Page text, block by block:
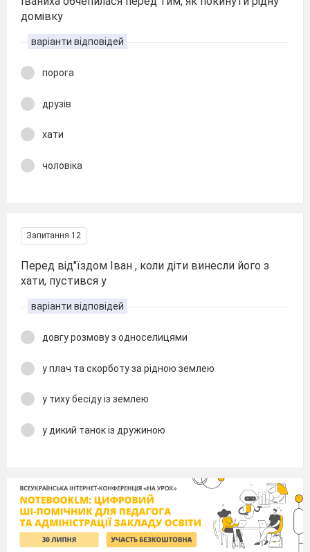
домівку
варіанти відповідей
порога
друзів
хати
чоловіка
Запитання 12
Перед від"їздом Іван , коли діти винесли його з
хати, пустився у
варіанти відповідей
довгу розмову з односелицями
у плач та скорботу за рідною землею
у тиху бесіду із землею
у дикий танок із дружиною